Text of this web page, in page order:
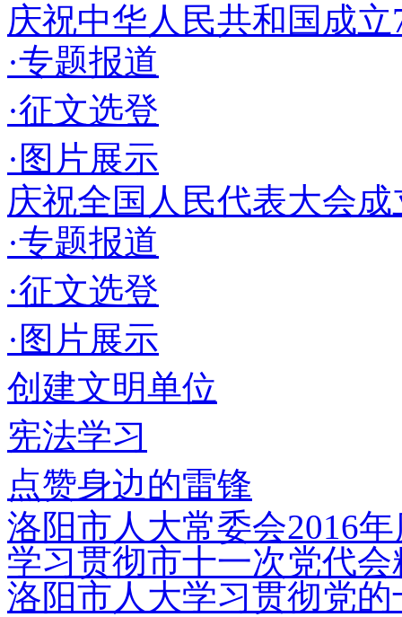
庆祝中华人民共和国成立
·专题报道
·征文选登
·图片展示
庆祝全国人民代表大会成
·专题报道
·征文选登
·图片展示
创建文明单位
宪法学习
点赞身边的雷锋
洛阳市人大常委会2016
学习贯彻市十一次党代会
洛阳市人大学习贯彻党